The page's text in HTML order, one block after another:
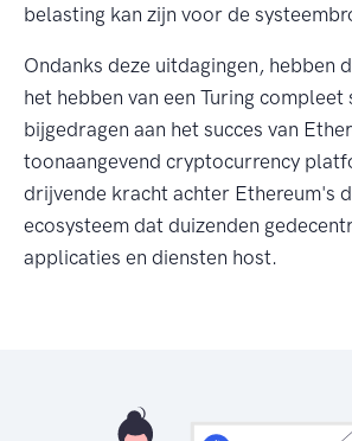
belasting kan zijn voor de
Ondanks deze uitdagingen, hebben
het hebben van een Turing
bijgedragen aan het succes van
toonaangevend cryptocurrency
drijvende kracht achter Ethereum's
ecosysteem dat duizenden
applicaties en diensten host.